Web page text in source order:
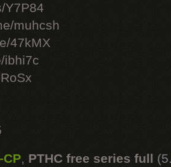
Y7P84
muhcsh
47kMX
ibhi7c
CP, PTHC free series full